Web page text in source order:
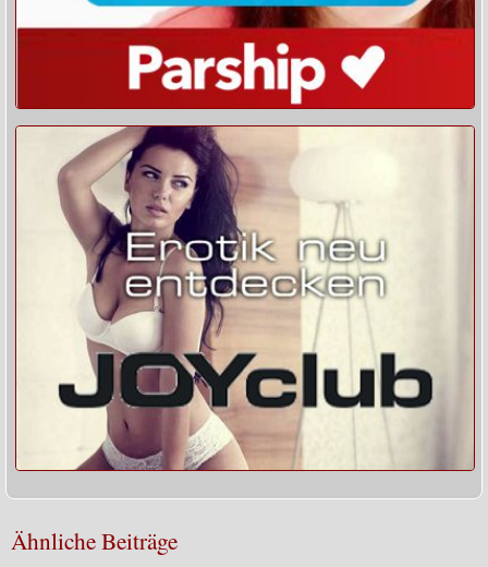
Ähnliche Beiträge